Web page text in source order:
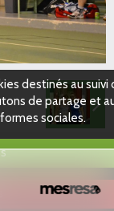
destinés au suivi
de partage et
sociales.